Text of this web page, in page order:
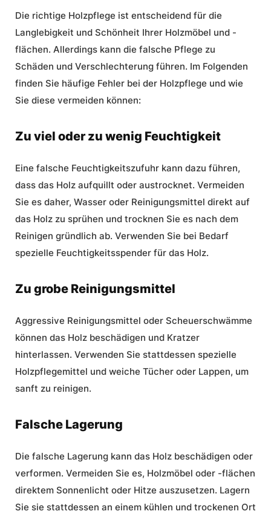
Die richtige Holzpflege ist entscheidend für die
Langlebigkeit und Schönheit Ihrer Holzmöbel und -
flächen. Allerdings kann die falsche Pflege zu
Schäden und Verschlechterung führen. Im Folgenden
finden Sie häufige Fehler bei der Holzpflege und wie
Sie diese vermeiden können:
Zu viel oder zu wenig Feuchtigkeit
Eine falsche Feuchtigkeitszufuhr kann dazu führen,
dass das Holz aufquillt oder austrocknet. Vermeiden
Sie es daher, Wasser oder Reinigungsmittel direkt auf
das Holz zu sprühen und trocknen Sie es nach dem
Reinigen gründlich ab. Verwenden Sie bei Bedarf
spezielle Feuchtigkeitsspender für das Holz.
Zu grobe Reinigungsmittel
Aggressive Reinigungsmittel oder Scheuerschwämme
können das Holz beschädigen und Kratzer
hinterlassen. Verwenden Sie stattdessen spezielle
Holzpflegemittel und weiche Tücher oder Lappen, um
sanft zu reinigen.
Falsche Lagerung
Die falsche Lagerung kann das Holz beschädigen oder
verformen. Vermeiden Sie es, Holzmöbel oder -flächen
direktem Sonnenlicht oder Hitze auszusetzen. Lagern
Sie sie stattdessen an einem kühlen und trockenen Ort